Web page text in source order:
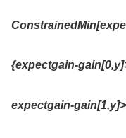
{expectgain-
expectgain-